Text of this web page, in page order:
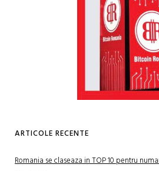
ARTICOLE RECENTE
Romania se claseaza in TOP 10 pentru